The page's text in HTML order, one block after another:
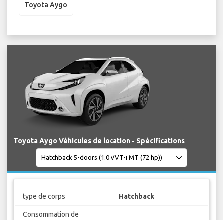
Toyota Aygo
Toyota Aygo Véhicules de location - Spécifications
type de corps Hatchback
Consommation de